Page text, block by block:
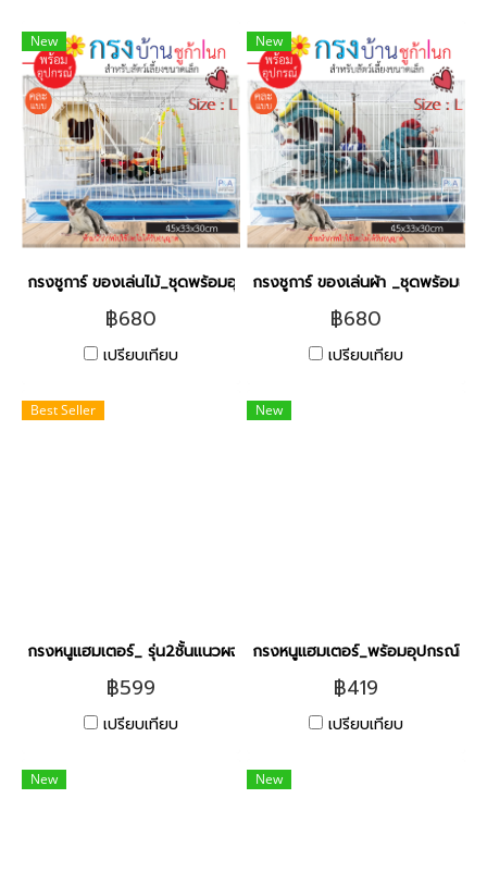
New
กรงชูการ์ ของเล่นไม้_ชุดพร้อมอุปกรณ์ครบเซ็ต/ ใบใหญ่ / คละสี
฿680
เปรียบเทียบ
New
กรงชูการ์ ของเล่นผ้า _ชุดพร้อมอุ
฿680
เปรียบเทียบ
Best Seller
กรงหนูแฮมเตอร์_ รุ่น2ชั้นแนวผจญภัย [รุ่นH-04 / คละสี]
฿599
เปรียบเทียบ
New
กรงหนูแฮมเตอร์_พร้อมอุปกรณ์คร
฿419
เปรียบเทียบ
New New